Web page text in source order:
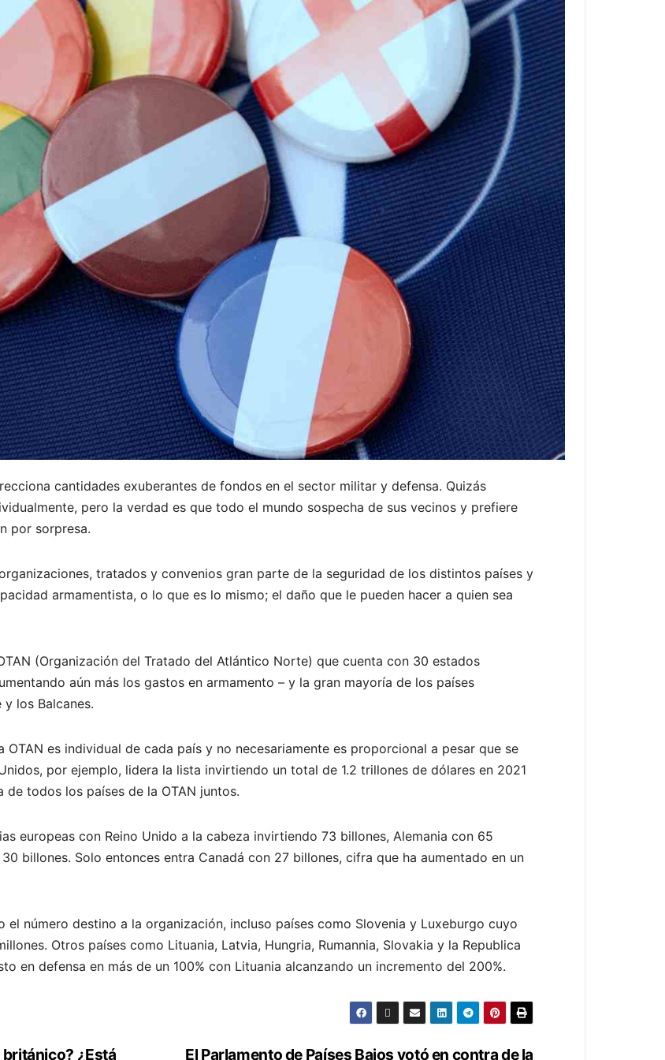
cantidades exuberantes de fondos en el sector militar y defensa. Quizás
pero la verdad es que todo el mundo sospecha de sus vecinos y prefiere
por sorpresa.
tratados y convenios gran parte de la seguridad de los distintos países y
armamentista, o lo que es lo mismo; el daño que le pueden hacer a quien sea
(Organización del Tratado del Atlántico Norte) que cuenta con 30 estados
aún más los gastos en armamento – y la gran mayoría de los países
los Balcanes.
es individual de cada país y no necesariamente es proporcional a pesar que se
por ejemplo, lidera la lista invirtiendo un total de 1.2 trillones de dólares en 2021
todos los países de la OTAN juntos.
europeas con Reino Unido a la cabeza invirtiendo 73 billones, Alemania con 65
billones. Solo entonces entra Canadá con 27 billones, cifra que ha aumentado en un
el número destino a la organización, incluso países como Slovenia y Luxeburgo cuyo
Otros países como Lituania, Latvia, Hungria, Rumannia, Slovakia y la Republica
en defensa en más de un 100% con Lituania alcanzando un incremento del 200%.
El Parlamento de Países Bajos votó en contra de la
británico? ¿Está